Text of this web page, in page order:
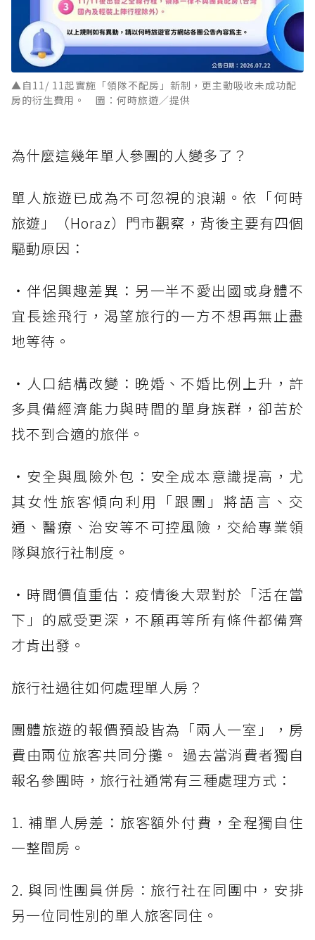
▲自11/ 11起實施「領隊不配房」新制，更主動吸收未成功配
房的衍生費用。 圖：何時旅遊／提供
為什麼這幾年單人參團的人變多了？
單人旅遊已成為不可忽視的浪潮。依「何時
旅遊」（Horaz）門市觀察，背後主要有四個
驅動原因：
・伴侶興趣差異：另一半不愛出國或身體不
宜長途飛行，渴望旅行的一方不想再無止盡
地等待。
・人口結構改變：晚婚、不婚比例上升，許
多具備經濟能力與時間的單身族群，卻苦於
找不到合適的旅伴。
・安全與風險外包：安全成本意識提高，尤
其女性旅客傾向利用「跟團」將語言、交
通、醫療、治安等不可控風險，交給專業領
隊與旅行社制度。
・時間價值重估：疫情後大眾對於「活在當
下」的感受更深，不願再等所有條件都備齊
才肯出發。
旅行社過往如何處理單人房？
團體旅遊的報價預設皆為「兩人一室」，房
費由兩位旅客共同分攤。 過去當消費者獨自
報名參團時，旅行社通常有三種處理方式：
1. 補單人房差：旅客額外付費，全程獨自住
一整間房。
2. 與同性團員併房：旅行社在同團中，安排
另一位同性別的單人旅客同住。